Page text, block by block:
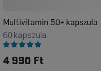
Multivitamin 50+ kapszula
60 kapszula
4 990 Ft